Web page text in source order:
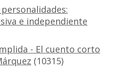
e independiente
- El cuento corto
(10315)